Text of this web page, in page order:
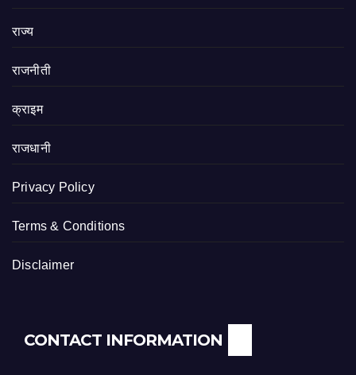
राज्य
राजनीती
क्राइम
राजधानी
Privacy Policy
Terms & Conditions
Disclaimer
CONTACT INFORMATION